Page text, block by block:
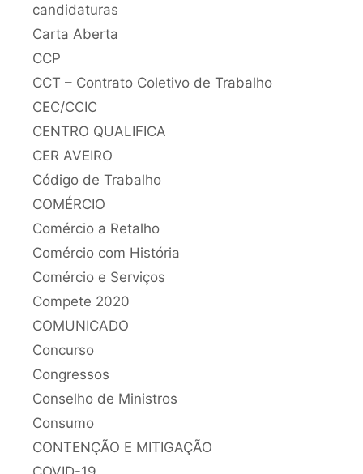
candidaturas
Carta Aberta
CCP
CCT – Contrato Coletivo de Trabalho
CEC/CCIC
CENTRO QUALIFICA
CER AVEIRO
Código de Trabalho
COMÉRCIO
Comércio a Retalho
Comércio com História
Comércio e Serviços
Compete 2020
COMUNICADO
Concurso
Congressos
Conselho de Ministros
Consumo
CONTENÇÃO E MITIGAÇÃO